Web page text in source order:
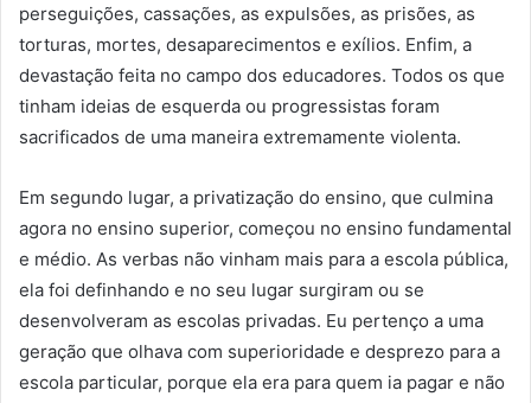
perseguições, cassações, as expulsões, as prisões, as
torturas, mortes, desaparecimentos e exílios. Enfim, a
devastação feita no campo dos educadores. Todos os que
tinham ideias de esquerda ou progressistas foram
sacrificados de uma maneira extremamente violenta.
Em segundo lugar, a privatização do ensino, que culmina
agora no ensino superior, começou no ensino fundamental
e médio. As verbas não vinham mais para a escola pública,
ela foi definhando e no seu lugar surgiram ou se
desenvolveram as escolas privadas. Eu pertenço a uma
geração que olhava com superioridade e desprezo para a
escola particular, porque ela era para quem ia pagar e não